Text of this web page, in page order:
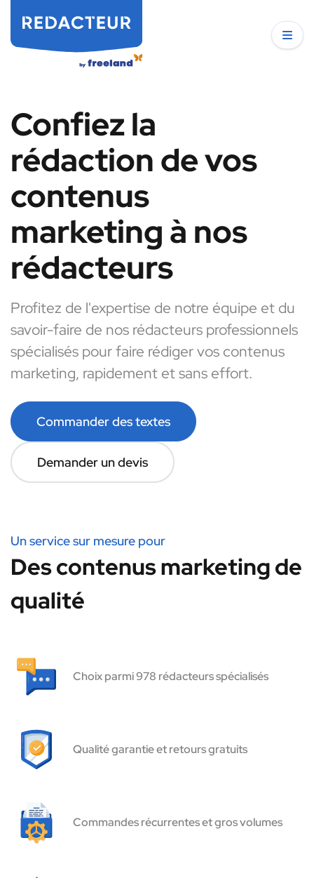
Confiez la
rédaction de vos
contenus
marketing à nos
rédacteurs
Profitez de l'expertise de notre équipe et du
savoir-faire de nos rédacteurs professionnels
spécialisés pour faire rédiger vos contenus
marketing, rapidement et sans effort.
Commander des textes
Demander un devis
Un service sur mesure pour
Des contenus marketing de
qualité
Choix parmi 978 rédacteurs spécialisés
Qualité garantie et retours gratuits
Commandes récurrentes et gros volumes